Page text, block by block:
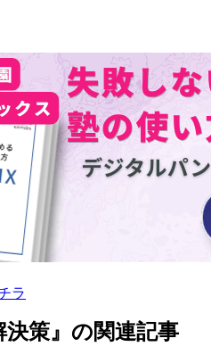
ラ
決策』の関連記事